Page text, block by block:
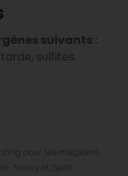
suivants :
sulfites
pour les magasins
Nancy et Saint-